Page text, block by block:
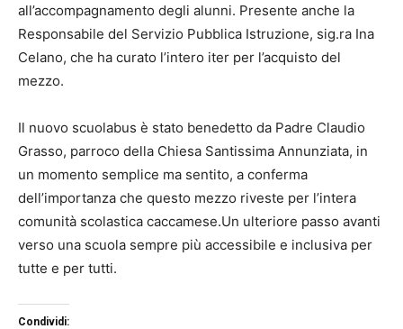
all’accompagnamento degli alunni. Presente anche la
Responsabile del Servizio Pubblica Istruzione, sig.ra Ina
Celano, che ha curato l’intero iter per l’acquisto del
mezzo.
Il nuovo scuolabus è stato benedetto da Padre Claudio
Grasso, parroco della Chiesa Santissima Annunziata, in
un momento semplice ma sentito, a conferma
dell’importanza che questo mezzo riveste per l’intera
comunità scolastica caccamese.Un ulteriore passo avanti
verso una scuola sempre più accessibile e inclusiva per
tutte e per tutti.
Condividi: